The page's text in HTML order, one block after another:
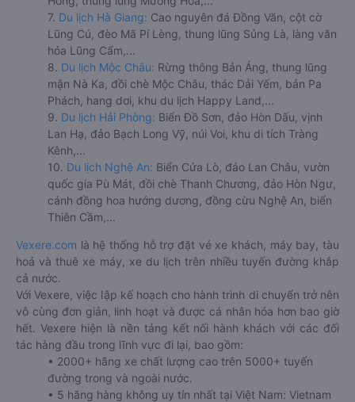
7. Du lịch Hà Giang: Cao nguyên đá Đồng Văn, cột cờ
Lũng Cú, đèo Mã Pí Lèng, thung lũng Sủng Là, làng văn
hóa Lũng Cẩm,...
8. Du lịch Mộc Châu: Rừng thông Bản Áng, thung lũng
mận Nà Ka, đồi chè Mộc Châu, thác Dải Yếm, bản Pa
Phách, hang dơi, khu du lịch Happy Land,...
9. Du lịch Hải Phòng: Biển Đồ Sơn, đảo Hòn Dấu, vịnh
Lan Hạ, đảo Bạch Long Vỹ, núi Voi, khu di tích Tràng
Kênh,...
10. Du lịch Nghệ An: Biển Cửa Lò, đảo Lan Châu, vườn
quốc gia Pù Mát, đồi chè Thanh Chương, đảo Hòn Ngư,
cánh đồng hoa hướng dương, đồng cừu Nghệ An, biển
Thiên Cầm,...
Vexere.com là hệ thống hỗ trợ đặt vé xe khách, máy bay, tàu
hoả và thuê xe máy, xe du lịch trên nhiều tuyến đường khắp
cả nước.
Với Vexere, việc lập kế hoạch cho hành trình di chuyển trở nên
vô cùng đơn giản, linh hoạt và được cá nhân hóa hơn bao giờ
hết. Vexere hiện là nền tảng kết nối hành khách với các đối
tác hàng đầu trong lĩnh vực đi lại, bao gồm:
• 2000+ hãng xe chất lượng cao trên 5000+ tuyến
đường trong và ngoài nước.
• 5 hãng hàng không uy tín nhất tại Việt Nam: Vietnam